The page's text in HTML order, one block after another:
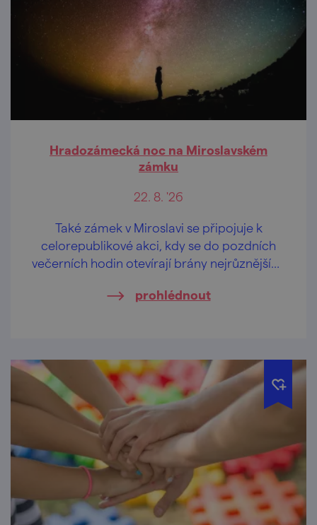
Hradozámecká noc na Miroslavském
zámku
22. 8. '26
Také zámek v Miroslavi se připojuje k
celorepublikové akci, kdy se do pozdních
večerních hodin otevírají brány nejrůznějších
netradiční prohlídky či speciální
prohlédnout